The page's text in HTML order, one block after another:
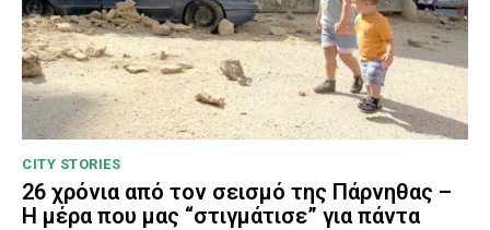
CITY STORIES
26 χρόνια από τον σεισμό της Πάρνηθας –
Η μέρα που μας “στιγμάτισε” για πάντα